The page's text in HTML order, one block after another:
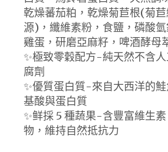
乾燥蕃茄粕，乾燥菊苣根(菊
源)，纖維素粉，食鹽，磷酸
雞蛋，研磨亞麻籽，啤酒酵母
✨極致零穀配方-純天然不含
腐劑
✨優質蛋白質-來自大西洋的
基酸與蛋白質
✨鲜採 5 種蔬果-含豐富維生
物，維持自然抵抗力